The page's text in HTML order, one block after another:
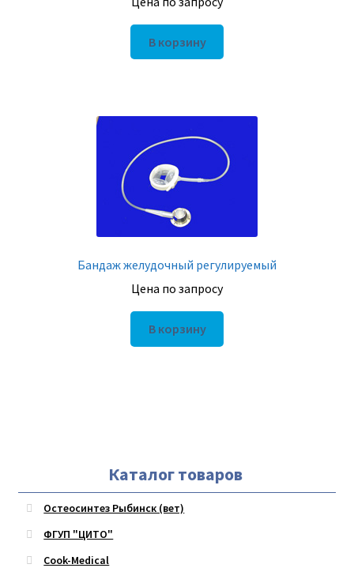
В корзину
Бандаж желудочный регулируемый
Цена по запросу
В корзину
Каталог товаров
Остеосинтез Рыбинск (вет)
ФГУП "ЦИТО"
Cook-Medical